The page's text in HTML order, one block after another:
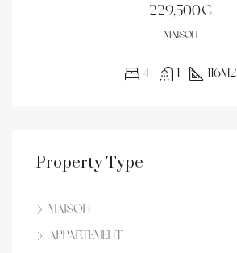
229,500€
MAISON
4 1 116m2
Property Type
Maison
Appartement